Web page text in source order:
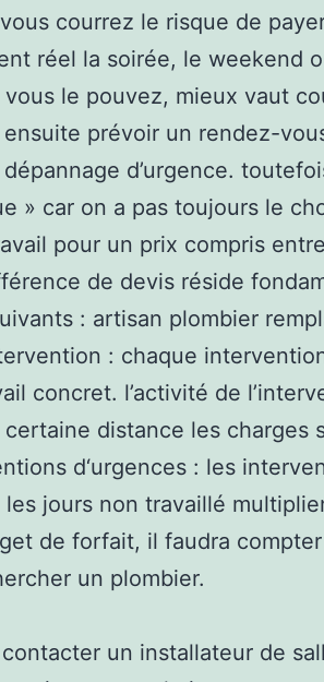
courrez le risque de
réel la soirée, le weekend
le pouvez, mieux vaut
prévoir un rendez-
d’urgence.
» car on a pas toujours le
pour un prix compris
de devis réside
: artisan plombier
: chaque
concret. l’activité de
certaine distance les charges
d‘urgences : les
jours non travaillé
de forfait, il faudra
un plombier.
un installateur de